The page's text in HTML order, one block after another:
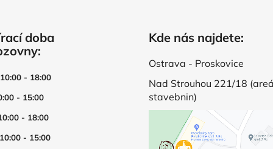
doba
- 18:00
- 15:00
- 18:00
- 15:00
Kde nás najdete:
Ostrava - Proskovice
Nad Strouhou 221/18
stavebnin)